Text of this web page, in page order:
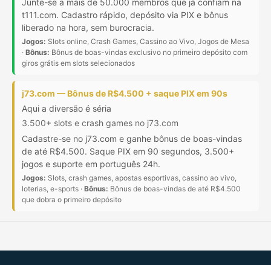
Junte-se a mais de 50.000 membros que já confiam na
t111.com. Cadastro rápido, depósito via PIX e bônus
liberado na hora, sem burocracia.
Jogos: Slots online, Crash Games, Cassino ao Vivo, Jogos de Mesa
· Bônus: Bônus de boas-vindas exclusivo no primeiro depósito com
giros grátis em slots selecionados
j73.com — Bônus de R$4.500 + saque PIX em 90s
Aqui a diversão é séria
3.500+ slots e crash games no j73.com
Cadastre-se no j73.com e ganhe bônus de boas-vindas
de até R$4.500. Saque PIX em 90 segundos, 3.500+
jogos e suporte em português 24h.
Jogos: Slots, crash games, apostas esportivas, cassino ao vivo,
loterias, e-sports · Bônus: Bônus de boas-vindas de até R$4.500
que dobra o primeiro depósito